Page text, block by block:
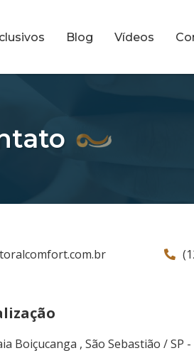
Blog Vídeos
Boiçucanga , São Sebastião / SP -